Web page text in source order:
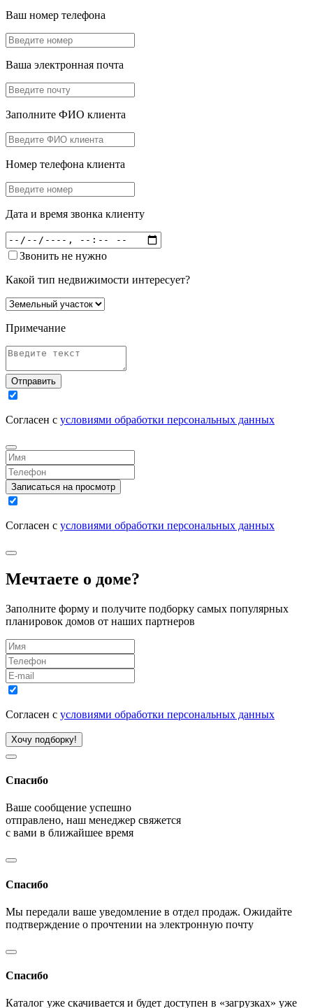
Ваш номер телефона
Ваша электронная почта
Заполните ФИО клиента
Номер телефона клиента
Дата и время звонка клиенту
Звонить не нужно
Какой тип недвижимости интересует?
Примечание
Отправить
Согласен с условиями обработки персональных данных
Записаться на просмотр
Согласен с условиями обработки персональных данных
Мечтаете о доме?
Заполните форму и получите подборку самых популярных
планировок домов от наших партнеров
Согласен с условиями обработки персональных данных
Хочу подборку!
Спасибо
Ваше сообщение успешно
отправлено, наш менеджер свяжется
с вами в ближайшее время
Спасибо
Мы передали ваше уведомление в отдел продаж. Ожидайте
подтверждение о прочтении на электронную почту
Спасибо
Каталог уже скачивается и будет доступен в «загрузках» уже